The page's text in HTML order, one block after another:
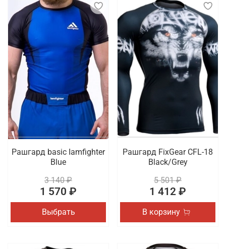
Рашгард basic Iamfighter
Blue
3 140 ₽
1 570 ₽
Выбрать
Рашгард FixGear CFL-18
Black/Grey
5 501 ₽
1 412 ₽
В корзину